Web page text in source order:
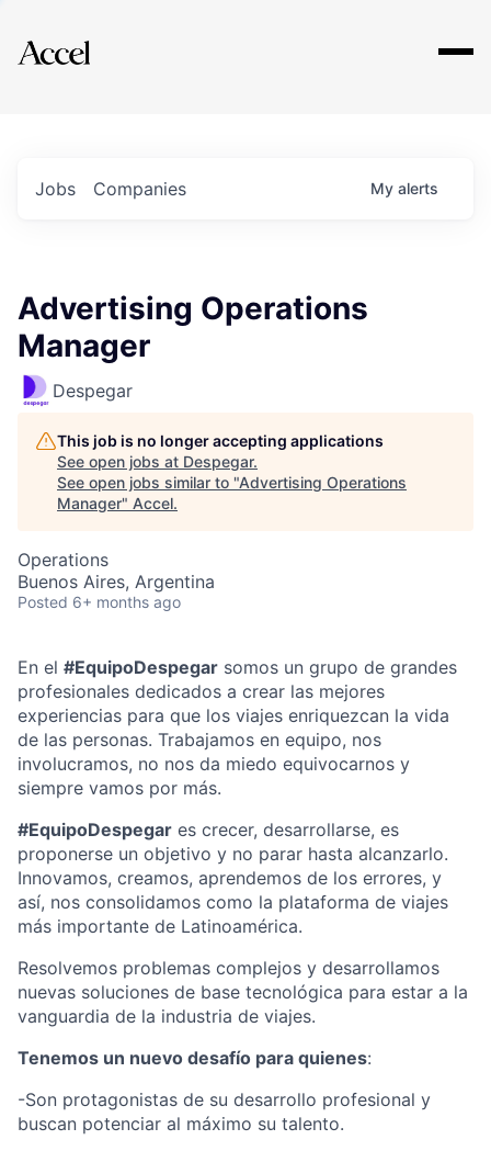
Explore
Jobs Companies My alerts
Advertising Operations
Manager
Despegar
This job is no longer accepting applications
See open jobs at Despegar.
See open jobs similar to "Advertising Operations
Manager" Accel.
Operations
Buenos Aires, Argentina
Posted 6+ months ago
En el #EquipoDespegar somos un grupo de grandes
profesionales dedicados a crear las mejores
experiencias para que los viajes enriquezcan la vida
de las personas. Trabajamos en equipo, nos
involucramos, no nos da miedo equivocarnos y
siempre vamos por más.
#EquipoDespegar es crecer, desarrollarse, es
proponerse un objetivo y no parar hasta alcanzarlo.
Innovamos, creamos, aprendemos de los errores, y
así, nos consolidamos como la plataforma de viajes
más importante de Latinoamérica.
Resolvemos problemas complejos y desarrollamos
nuevas soluciones de base tecnológica para estar a la
vanguardia de la industria de viajes.
Tenemos un nuevo desafío para quienes:
-Son protagonistas de su desarrollo profesional y
buscan potenciar al máximo su talento.